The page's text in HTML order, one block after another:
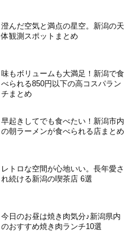
澄んだ空気と満点の星空。新潟の天
体観測スポットまとめ
味もボリュームも大満足！新潟で食
べられる850円以下の高コスパラン
チまとめ
早起きしてでも食べたい！新潟市内
の朝ラーメンが食べられる店まとめ
レトロな空間が心地いい。長年愛さ
れ続ける新潟の喫茶店 6選
今日のお昼は焼き肉気分♪新潟県内
のおすすめ焼き肉ランチ10選